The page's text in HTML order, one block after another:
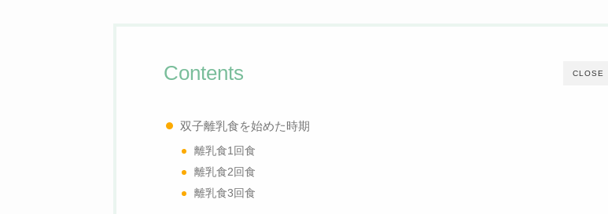
CLOSE
Contents
双子離乳食を始めた時期
離乳食1回食
離乳食2回食
離乳食3回食